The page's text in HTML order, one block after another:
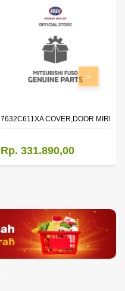
7632C611XA COVER,DOOR
Rp. 331.890,00
>